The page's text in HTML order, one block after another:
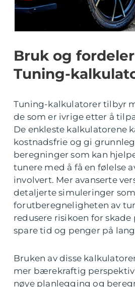
Bruk og
Tuning-
Tuning-kalkulatorer tilbyr
de som er ivrige etter å
De enkleste kalkulatorene
kostnadsfrie og gi
beregninger som kan
tunere med å få en følelse
involvert. Mer avanserte
detaljerte simuleringer
forutberegneligheten av
redusere risikoen for
spare tid og penger på
Bruken av disse
mer bærekraftig perspektiv
nøye planlegging og